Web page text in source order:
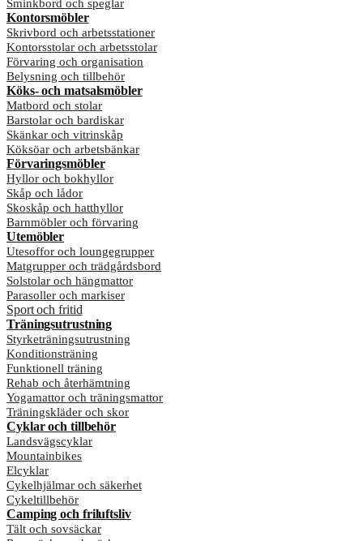
Sminkbord och speglar
Kontorsmöbler
Skrivbord och arbetsstationer
Kontorsstolar och arbetsstolar
Förvaring och organisation
Belysning och tillbehör
Köks- och matsalsmöbler
Matbord och stolar
Barstolar och bardiskar
Skänkar och vitrinskåp
Köksöar och arbetsbänkar
Förvaringsmöbler
Hyllor och bokhyllor
Skåp och lådor
Skoskåp och hatthyllor
Barnmöbler och förvaring
Utemöbler
Utesoffor och loungegrupper
Matgrupper och trädgårdsbord
Solstolar och hängmattor
Parasoller och markiser
Sport och fritid
Träningsutrustning
Styrketräningsutrustning
Konditionsträning
Funktionell träning
Rehab och återhämtning
Yogamattor och träningsmattor
Träningskläder och skor
Cyklar och tillbehör
Landsvägscyklar
Mountainbikes
Elcyklar
Cykelhjälmar och säkerhet
Cykeltillbehör
Camping och friluftsliv
Tält och sovsäckar